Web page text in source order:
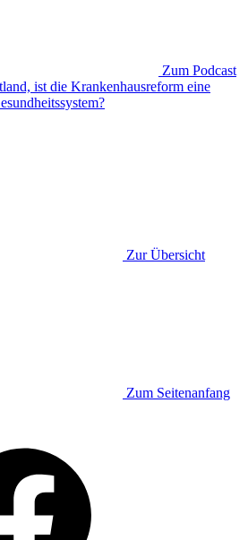
Zum Podcast
ist die Krankenhausreform eine
Zur Übersicht
Zum Seitenanfang